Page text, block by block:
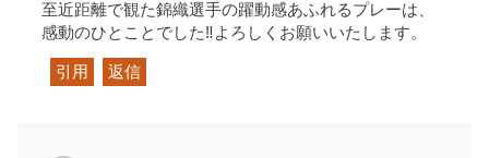
至近距離で観た錦織選手の躍動感あふれるプレーは、
感動のひとことでした‼️よろしくお願いいたします。
引用 返信